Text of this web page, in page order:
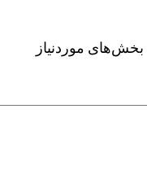
بخش‌های موردنیاز